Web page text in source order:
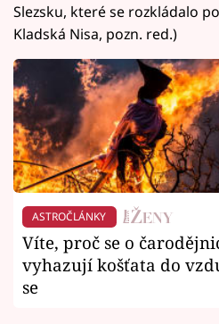
Slezsku, které se rozkládalo
Kladská Nisa, pozn. red.)
ASTROČLÁNKY
Víte, proč se o
vyhazují košťata do
se